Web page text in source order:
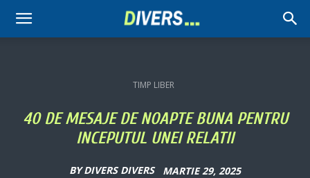
Divers
TIMP LIBER
40 DE MESAJE DE NOAPTE BUNA PENTRU
INCEPUTUL UNEI RELATII
BY DIVERS DIVERS MARTIE 29, 2025